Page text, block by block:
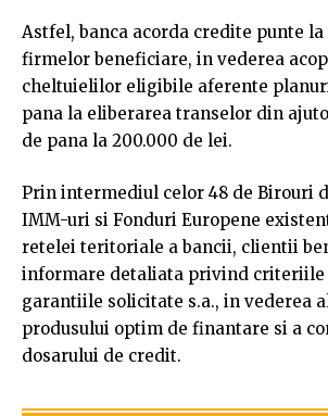
Astfel, banca acorda credite punte
firmelor beneficiare, in vederea
cheltuielilor eligibile aferente
pana la eliberarea transelor din
de pana la 200.000 de lei.
Prin intermediul celor 48 de Birouri
IMM-uri si Fonduri Europene
retelei teritoriale a bancii, clientii
informare detaliata privind
garantiile solicitate s.a., in vederea
produsului optim de finantare si a
dosarului de credit.